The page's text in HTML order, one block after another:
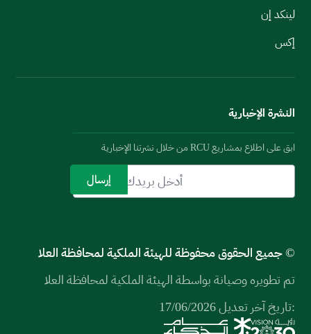
لينكد إن
إكس
النشرة الإخبارية
ابق على اطلاع بمشاريع RCU من خلال نشرتنا الإخبارية
© جميع الحقوق محفوظة للهيئة الملكية لمحافظة العلا
تم تطويره وصيانة بواسطة الهيئة الملكية لمحافظة العلا
:تاريخ آخر تعديل 17/06/2026